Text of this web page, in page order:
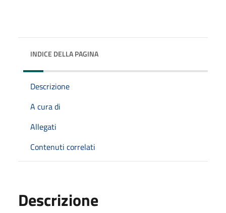
INDICE DELLA PAGINA
Descrizione
A cura di
Allegati
Contenuti correlati
Descrizione